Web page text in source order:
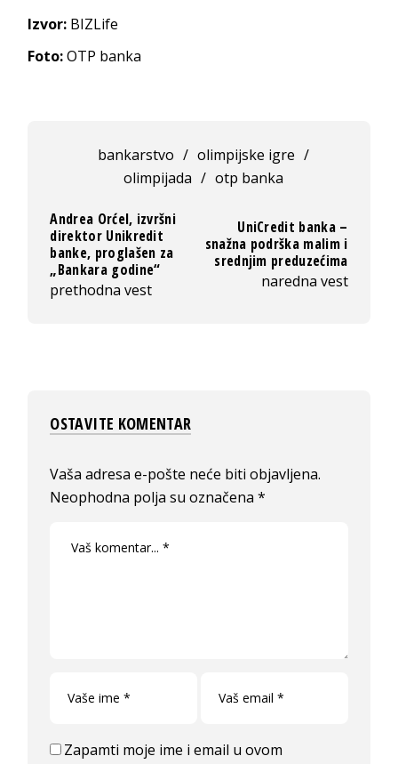
Izvor: BIZLife
Foto:OTP banka
bankarstvo / olimpijske igre /
olimpijada / otp banka
Andrea Orćel, izvršni
direktor Unikredit
banke, proglašen za
„Bankara godine“
prethodna vest
UniCredit banka –
snažna podrška malim i
srednjim preduzećima
naredna vest
OSTAVITE KOMENTAR
Vaša adresa e-pošte neće biti objavljena.
Neophodna polja su označena*
Zapamti moje ime i email u ovom